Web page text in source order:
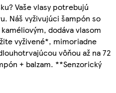
Vaše vlasy potrebujú
Náš vyživujúci šampón so
dodáva vlasom
vyživené*, mimoriadne
vôňou až na 72
+ balzam. **Senzorický